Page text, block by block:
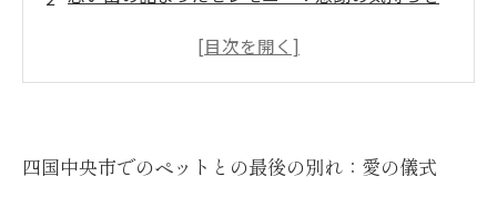
ペット火葬の温もり：心を癒すひととき
愛するペットとの思い出を未来へ：感謝を忘れ
四国中央市でのペットとの最後の別れ：愛の儀式